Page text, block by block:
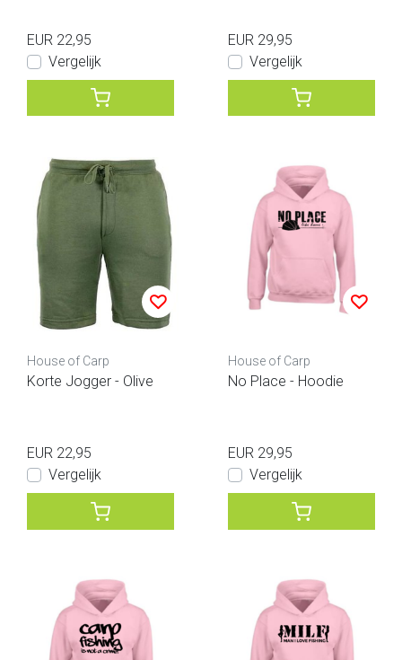
EUR 22,95
Vergelijk
EUR 29,95
Vergelijk
House of Carp
Korte Jogger - Olive
EUR 22,95
Vergelijk
House of Carp
No Place - Hoodie
EUR 29,95
Vergelijk